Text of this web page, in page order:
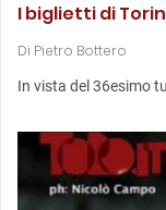
I biglietti di
Di Pietro Bottero
In vista del 36esimo